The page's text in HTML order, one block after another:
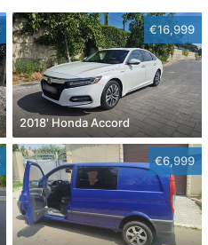
€16,999
2018' Honda Accord
€6,999